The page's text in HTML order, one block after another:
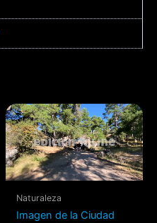
Naturaleza
Imagen de la Ciudad